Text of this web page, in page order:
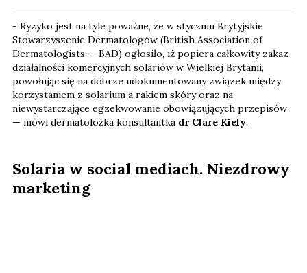
- Ryzyko jest na tyle poważne, że w styczniu Brytyjskie
Stowarzyszenie Dermatologów (British Association of
Dermatologists — BAD) ogłosiło, iż popiera całkowity zakaz
działalności komercyjnych solariów w Wielkiej Brytanii,
powołując się na dobrze udokumentowany związek między
korzystaniem z solarium a rakiem skóry oraz na
niewystarczające egzekwowanie obowiązujących przepisów
— mówi dermatolożka konsultantka dr Clare Kiely.
Solaria w social mediach. Niezdrowy
marketing